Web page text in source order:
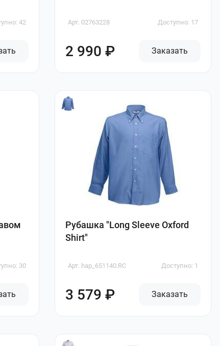
42 Арт. 02763228 Доступно: 17
2 990 ₽ Заказать
30
Рубашка "Long Sleeve Oxford
Shirt"
Арт. hap_651140.RC Доступно: 1
3 579 ₽ Заказать